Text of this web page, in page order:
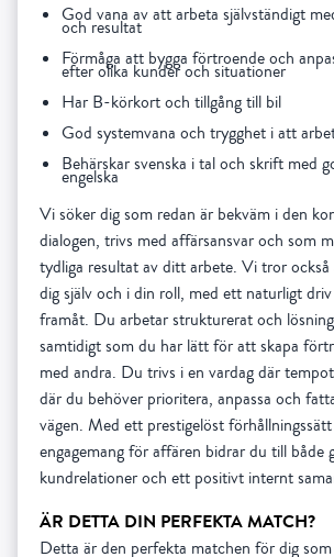
God vana av att arbeta självständigt
och resultat
Förmåga att bygga förtroende och
efter olika kunder och situationer
Har B-körkort och tillgång till bil
God systemvana och trygghet i att
Behärskar svenska i tal och skrift med
engelska
Vi söker dig som redan är bekväm i den
dialogen, trivs med affärsansvar och som
tydliga resultat av ditt arbete. Vi tror
dig själv och i din roll, med ett naturligt
framåt. Du arbetar strukturerat och
samtidigt som du har lätt för att skapa
med andra. Du trivs i en vardag där
där du behöver prioritera, anpassa och
vägen. Med ett prestigelöst
engagemang för affären bidrar du till både
kundrelationer och ett positivt internt
ÄR DETTA DIN PERFEKTA MATCH?
Detta är den perfekta matchen för dig